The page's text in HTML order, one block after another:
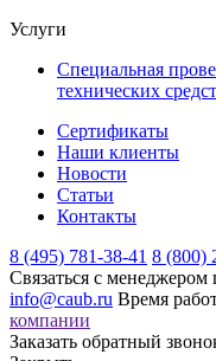
Услуги
Специальная
технических
Сертификаты
Наши клиенты
Новости
Статьи
Контакты
8 (495) 781-38-41 8 (800)
Связаться с менеджером
info@caub.ru Время
компании
Заказать обратный